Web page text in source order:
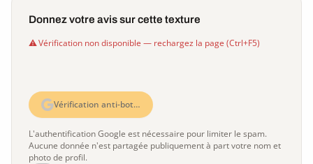
Donnez votre avis sur cette texture
Vérification non disponible — rechargez la page (Ctrl+F5)
Vérification anti-bot…
L'authentification Google est nécessaire pour limiter le spam.
Aucune donnée n'est partagée publiquement à part votre nom et
photo de profil.